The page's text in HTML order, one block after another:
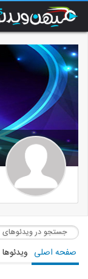
صفحه اصلی ویدئوها